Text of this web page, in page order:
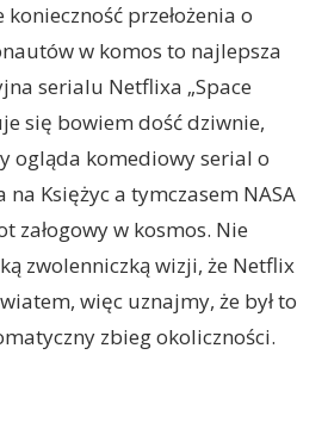
przełożenia o
w komos to najlepsza
serialu Netflixa „Space
się bowiem dość dziwnie,
ogląda komediowy serial o
na Księżyc a tymczasem NASA
załogowy w kosmos. Nie
zwolenniczką wizji, że Netflix
więc uznajmy, że był to
zbieg okoliczności.